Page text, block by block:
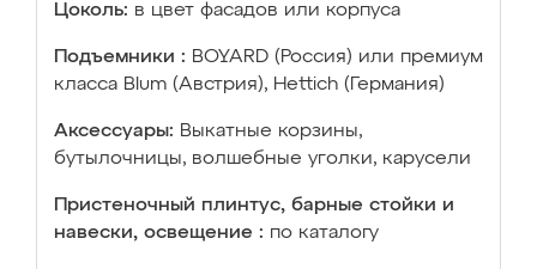
Цоколь: в цвет фасадов или корпуса
Подъемники : BOYARD (Россия) или премиум
класса Blum (Австрия), Hettich (Германия)
Аксессуары: Выкатные корзины,
бутылочницы, волшебные уголки, карусели
Пристеночный плинтус, барные стойки и
навески, освещение : по каталогу